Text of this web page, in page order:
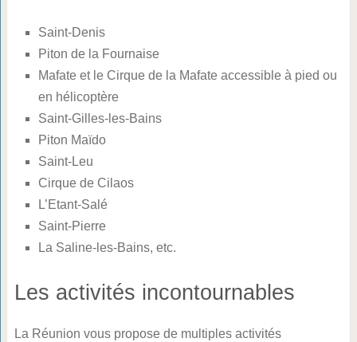
Saint-Denis
Piton de la Fournaise
Mafate et le Cirque de la Mafate accessible à pied ou
en hélicoptère
Saint-Gilles-les-Bains
Piton Maïdo
Saint-Leu
Cirque de Cilaos
L’Etant-Salé
Saint-Pierre
La Saline-les-Bains, etc.
Les activités incontournables
La Réunion vous propose de multiples activités